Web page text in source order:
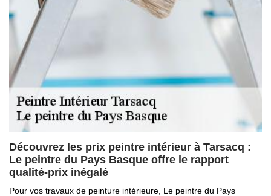
Découvrez les prix peintre intérieur à Tarsacq :
Le peintre du Pays Basque offre le rapport
qualité-prix inégalé
Pour vos travaux de peinture intérieure, Le peintre du Pays